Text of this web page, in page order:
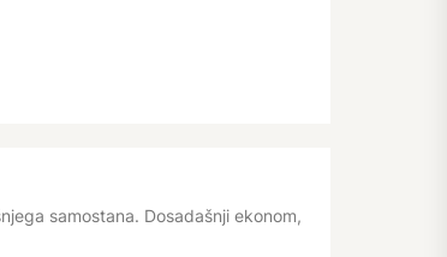
samostana. Dosadašnji ekonom,